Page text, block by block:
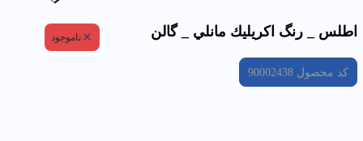
اطلس _ رنگ اكريليك مانلي _ گالن ناموجود
کد محصول90002438